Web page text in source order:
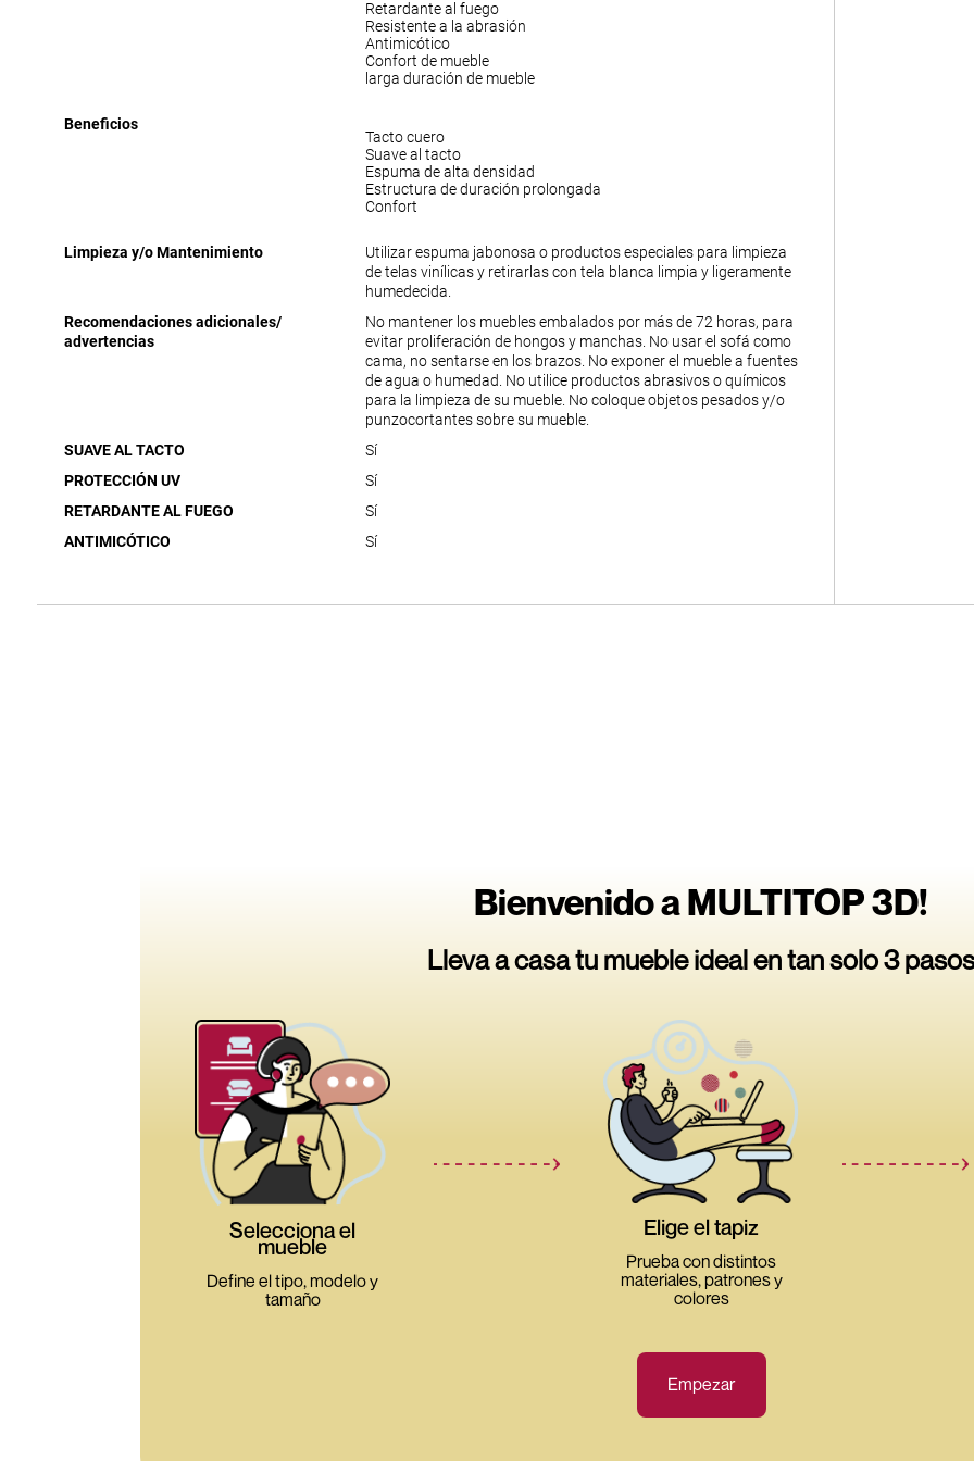
Retardante al fuego
Resistente a la abrasión
Antimicótico
Confort de mueble
larga duración de mueble
Beneficios
Tacto cuero
Suave al tacto
Espuma de alta densidad
Estructura de duración prolongada
Confort
Limpieza y/o Mantenimiento
Utilizar espuma jabonosa o productos especiales para limpieza
de telas vinílicas y retirarlas con tela blanca limpia y ligeramente
humedecida.
Recomendaciones adicionales/
advertencias
No mantener los muebles embalados por más de 72 horas, para
evitar proliferación de hongos y manchas. No usar el sofá como
cama, no sentarse en los brazos. No exponer el mueble a fuentes
de agua o humedad. No utilice productos abrasivos o químicos
para la limpieza de su mueble. No coloque objetos pesados y/o
punzocortantes sobre su mueble.
SUAVE AL TACTO
Sí
PROTECCIÓN UV
Sí
RETARDANTE AL FUEGO
Sí
ANTIMICÓTICO
Sí